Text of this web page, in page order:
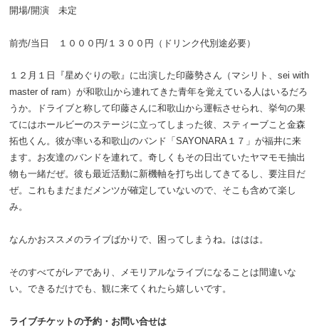
開場/開演 未定
前売/当日 １０００円/１３００円（ドリンク代別途必要）
１２月１日『星めぐりの歌』に出演した印藤勢さん（マシリト、sei with
master of ram）が和歌山から連れてきた青年を覚えている人はいるだろ
うか。ドライブと称して印藤さんに和歌山から運転させられ、挙句の果
てにはホールビーのステージに立ってしまった彼、スティーブこと金森
拓也くん。彼が率いる和歌山のバンド「SAYONARA１７」が福井に来
ます。お友達のバンドを連れて。奇しくもその日出ていたヤマモモ抽出
物も一緒だぜ。彼も最近活動に新機軸を打ち出してきてるし、要注目だ
ぜ。これもまだまだメンツが確定していないので、そこも含めて楽し
み。
なんかおススメのライブばかりで、困ってしまうね。ははは。
そのすべてがレアであり、メモリアルなライブになることは間違いな
い。できるだけでも、観に来てくれたら嬉しいです。
ライブチケットの予約・お問い合せは